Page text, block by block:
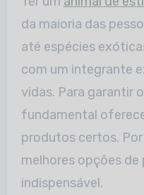
da maioria das
até espécies
com um integrante
vidas. Para garantir
fundamental
produtos certos.
melhores opções de
indispensável.